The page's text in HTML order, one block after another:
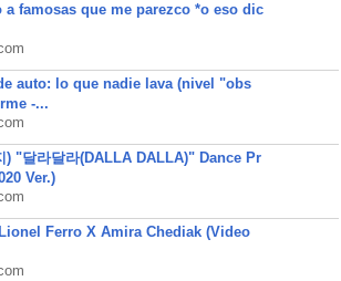
a famosas que me parezco *o eso dic
auto: lo que nadie lava (nivel "obs
-...
) "달라달라(DALLA DALLA)" Dance Pr
Ver.)
Ferro X Amira Chediak (Video